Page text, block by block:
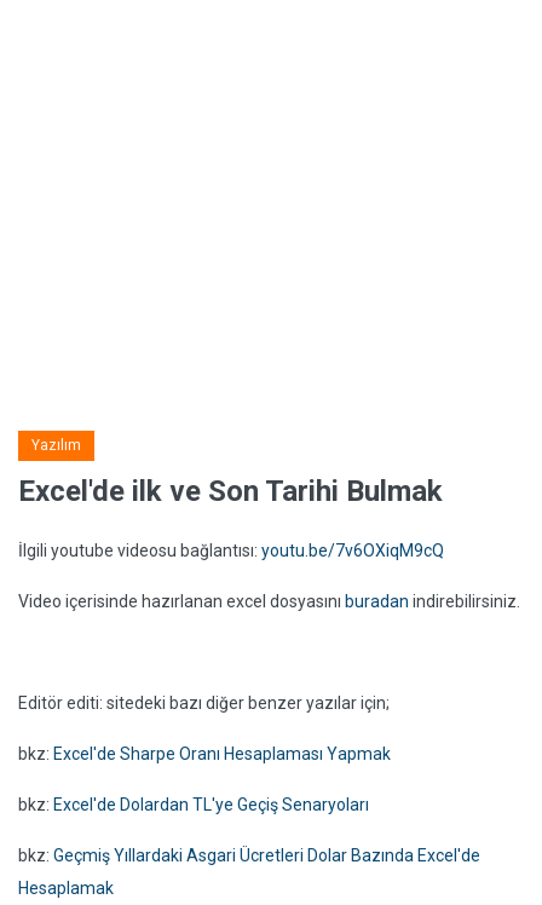
Yazılım
Excel'de ilk ve Son Tarihi Bulmak
İlgili youtube videosu bağlantısı: youtu.be/7v6OXiqM9cQ
Video içerisinde hazırlanan excel dosyasını buradan indirebilirsiniz.
Editör editi: sitedeki bazı diğer benzer yazılar için;
bkz: Excel'de Sharpe Oranı Hesaplaması Yapmak
bkz: Excel'de Dolardan TL'ye Geçiş Senaryoları
bkz: Geçmiş Yıllardaki Asgari Ücretleri Dolar Bazında Excel'de
Hesaplamak